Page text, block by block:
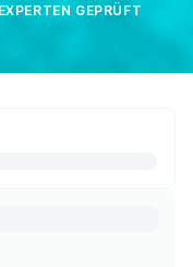
GEPRÜFT